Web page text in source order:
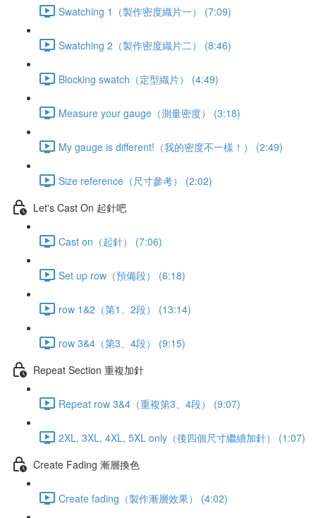
Swatching 1（製作密度織片一） (7:09)
Swatching 2（製作密度織片二） (8:46)
Blocking swatch（定型織片） (4:49)
Measure your gauge（測量密度） (3:18)
My gauge is different!（我的密度不一樣！） (2:49)
Size reference（尺寸參考） (2:02)
Let's Cast On 起針吧
Cast on（起針） (7:06)
Set up row（預備段） (6:18)
row 1&2（第1、2段） (13:14)
row 3&4（第3、4段） (9:15)
Repeat Section 重複加針
Repeat row 3&4（重複第3、4段） (9:07)
2XL, 3XL, 4XL, 5XL only（後四個尺寸繼續加針） (1:07)
Create Fading 漸層換色
Create fading（製作漸層效果） (4:02)